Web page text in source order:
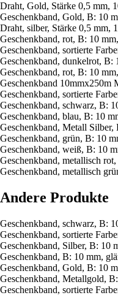
Draht, Gold, Stärke 0,5 mm,
Geschenkband, Gold, B: 10
Draht, silber, Stärke 0,5 mm,
Geschenkband, rot, B: 10
Geschenkband, sortierte
Geschenkband, dunkelrot, B:
Geschenkband, rot, B: 10
Geschenkband 10mmx250m
Geschenkband, sortierte
Geschenkband, schwarz, B:
Geschenkband, blau, B: 10
Geschenkband, Metall
Geschenkband, grün, B: 10
Geschenkband, weiß, B: 10
Geschenkband, metallisch
Geschenkband, metallisch
Andere Produkte
Geschenkband, schwarz, B:
Geschenkband, sortierte
Geschenkband, Silber, B: 10
Geschenkband, B: 10 mm,
Geschenkband, Gold, B: 10
Geschenkband, Metallgold,
Geschenkband, sortierte